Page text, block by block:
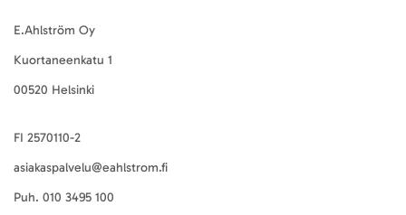
E.Ahlström Oy
Kuortaneenkatu 1
00520 Helsinki
FI 2570110-2
asiakaspalvelu@eahlstrom.fi
Puh. 010 3495 100